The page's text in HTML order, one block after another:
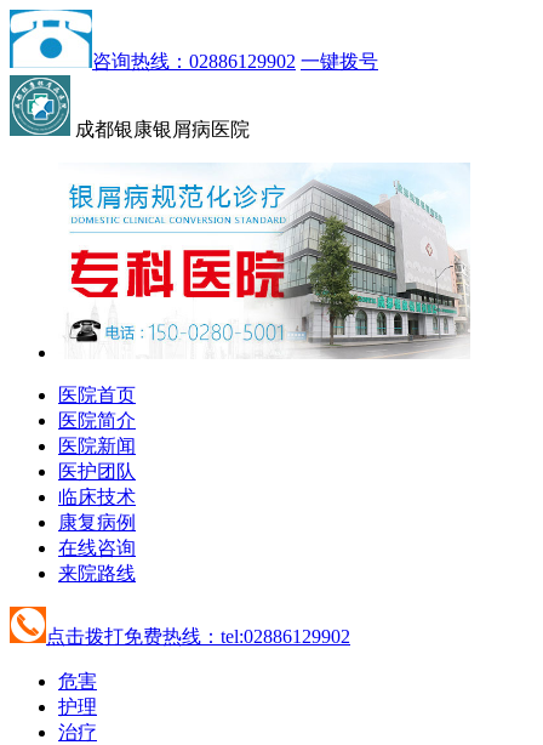
咨询热线：02886129902 一键拨号
成都银康银屑病医院
医院首页
医院简介
医院新闻
医护团队
临床技术
康复病例
在线咨询
来院路线
点击拨打免费热线：tel:02886129902
危害
护理
治疗